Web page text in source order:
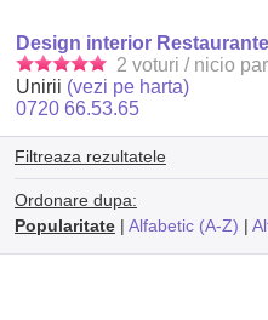
Design interior
2 voturi / nicio
Unirii (vezi pe harta)
0720 66.53.65
Filtreaza rezultatele
Ordonare dupa:
Popularitate| Alfabetic (A-Z) |